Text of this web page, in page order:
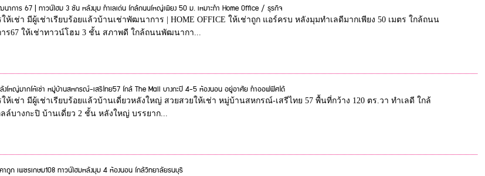
นาการ 67 | ทาวน์โฮม 3 ชั้น หลังมุม ทำเลเด่น ใกล้ถนนใหญ่เพียง 50 ม. เหมาะทำ Home Office / ธุรกิจ
ห้เช่า มีผู้เช่าเรียบร้อยแล้วบ้านเช่าพัฒนาการ | HOME OFFICE ให้เช่าถูก แอร์ครบ หลังมุมทำเลดีมากเพียง 50 เมตร ใกล้ถนน
ร67 ให้เช่าทาวน์โฮม 3 ชั้น สภาพดี ใกล้ถนนพัฒนากา...
งใหญ่มากให้เช่า หมู่บ้านสหกรณ์-เสรีไทย57 ใกล้ The Mall บางกะปิ 4-5 ห้องนอน อยู่อาศัย ทำออฟฟิศได้
ห้เช่า มีผู้เช่าเรียบร้อยแล้วบ้านเดี่ยวหลังใหญ่ สวยสวยให้เช่า หมู่บ้านสหกรณ์-เสรีไทย 57 พื้นที่กว้าง 120 ตร.วา ทำเลดี ใกล้
ลล์บางกะปิ บ้านเดี่ยว 2 ชั้น หลังใหญ่ บรรยาก...
าถูก เพชรเกษม108 ทาวน์โฮมหลังมุม 4 ห้องนอน ใกล้วิทยาลัยธนบุรี